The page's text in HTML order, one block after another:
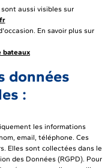
aussi visibles sur
En savoir plus sur
bateaux
données
:
les informations
email, téléphone. Ces
Elles sont collectées dans le
des Données (RGPD). Pour